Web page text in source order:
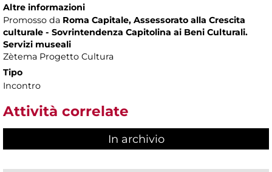
Altre informazioni
Promosso da Roma Capitale, Assessorato alla Crescita
culturale - Sovrintendenza Capitolina ai Beni Culturali.
Servizi museali
Zètema Progetto Cultura
Tipo
Incontro
Attività correlate
In archivio